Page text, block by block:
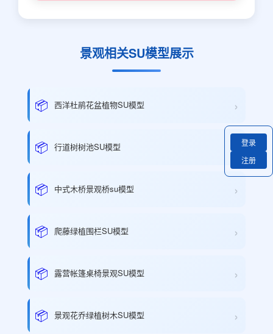
景观相关SU模型展示
📦 西洋杜鹃花盆植物SU模型 ›
📦 行道树树池SU模型
📦 中式木桥景观桥su模型 ›
📦 爬藤绿植围栏SU模型 ›
📦 露营帐篷桌椅景观SU模型 ›
📦 景观花乔绿植树木SU模型 ›
登录
注册